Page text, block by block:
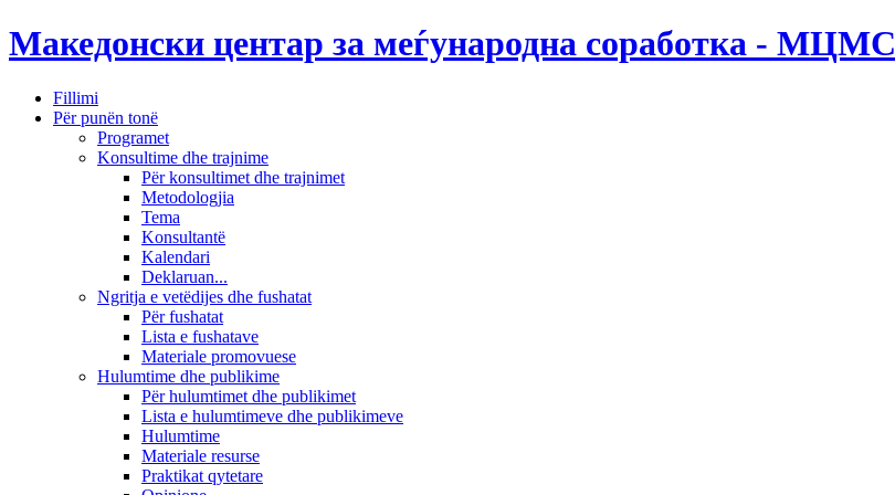
Македонски центар за меѓународна соработка - МЦМС
Fillimi
Për punën tonë
Programet
Konsultime dhe trajnime
Për konsultimet dhe trajnimet
Metodologjia
Tema
Konsultantë
Kalendari
Deklaruan...
Ngritja e vetëdijes dhe fushatat
Për fushatat
Lista e fushatave
Materiale promovuese
Hulumtime dhe publikime
Për hulumtimet dhe publikimet
Lista e hulumtimeve dhe publikimeve
Hulumtime
Materiale resurse
Praktikat qytetare